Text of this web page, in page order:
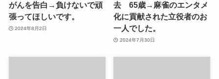
がんを告白→負けないで頑
張ってほしいです。
2024年8月2日
去 65歳→麻雀のエンタメ
化に貢献された立役者のお
一人でした。
2024年7月30日